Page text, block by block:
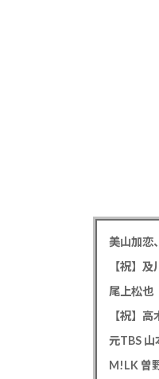
美山加恋
【祝】
【祝】